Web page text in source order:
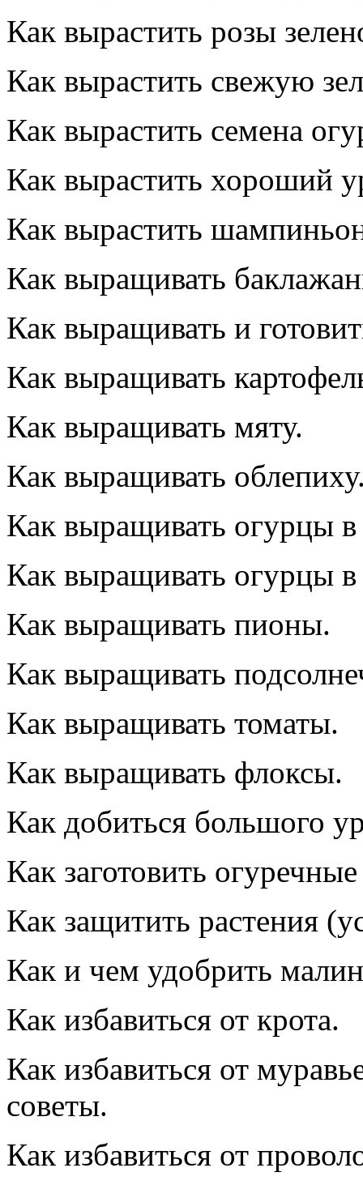
Как вырастить розы
Как вырастить свежую
Как вырастить семена
Как вырастить хороший
Как вырастить
Как выращивать
Как выращивать и
Как выращивать
Как выращивать мяту.
Как выращивать
Как выращивать огурцы в
Как выращивать огурцы
Как выращивать пионы.
Как выращивать
Как выращивать томаты.
Как выращивать флоксы.
Как добиться большого
Как заготовить
Как защитить растения
Как и чем удобрить
Как избавиться от крота.
Как избавиться от
советы.
Как избавиться от